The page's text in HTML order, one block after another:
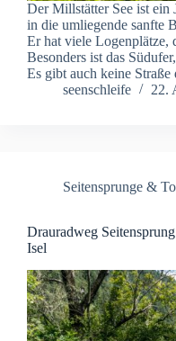
Der Millstätter See ist ein
in die umliegende sanfte
Er hat viele Logenplätze,
Besonders ist das
Es gibt auch keine
seenschleife
22.
Seitensprunge &
Drauradweg
Isel